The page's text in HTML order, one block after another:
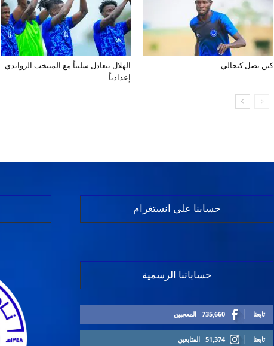
الهلال يتعادل سلبياً مع المنتخب الرواندي
إعدادياً
كنن يصل كيجالي
حسابنا على انستغرام
حساباتنا الرسمية
735,660 المعجبين تابعنا
51,374 المتابعين تابعنا